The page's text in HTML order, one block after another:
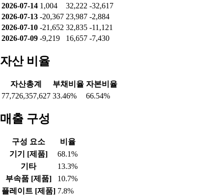
2026-07-14 1,004 32,222 -32,617
2026-07-13 -20,367 23,987 -2,884
2026-07-10 -21,652 32,835 -11,121
2026-07-09 -9,219 16,657 -7,430
자산 비율
자산총계 부채비율 자본비율
77,726,357,627 33.46% 66.54%
매출 구성
구성 요소
비율
기기 [제품]
68.1%
기타
13.3%
부속품 [제품]
10.7%
플레이트 [제품] 7.8%